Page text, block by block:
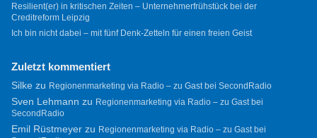
Resilient(er) in kritischen Zeiten – Unternehmerfrühstück bei der
Creditreform Leipzig
Ich bin nicht dabei – mit fünf Denk-Zetteln für einen freien Geist
Zuletzt kommentiert
Silkezu Regionenmarketing via Radio – zu Gast bei SecondRadio
Sven Lehmann zu Regionenmarketing via Radio – zu Gast bei
SecondRadio
Emil Rüstmeyerzu Regionenmarketing via Radio – zu Gast bei